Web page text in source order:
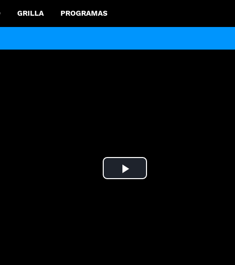
GRILLA PROGRAMAS
Play